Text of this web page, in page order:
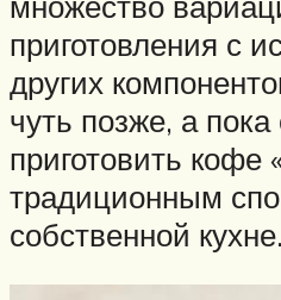
приготовления с
других
чуть позже, а пока
приготовить кофе
традиционным
собственной кухне.